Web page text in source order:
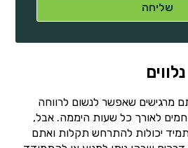
מרגישים שאפשר לנשום לרווחה
לאורך כל שעות היממה. אבל,
יכולות להתרחש תקלות ואתם